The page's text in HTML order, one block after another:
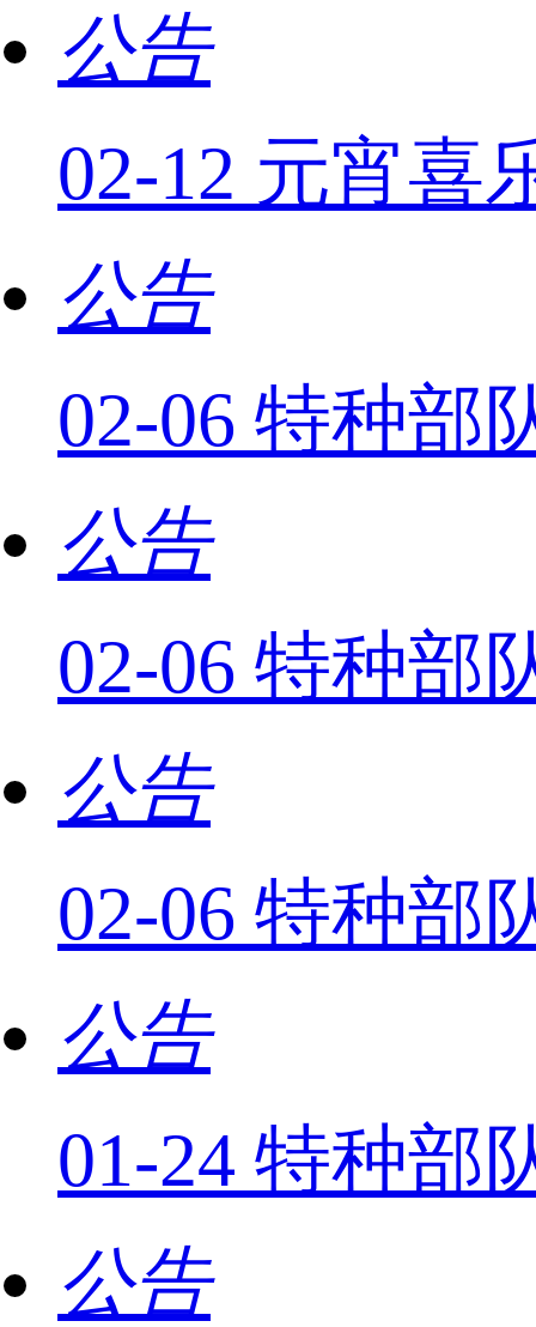
公告
02-12 元宵喜
公告
02-06 特种部
公告
02-06 特种部
公告
02-06 特种部
公告
01-24 特种部
公告